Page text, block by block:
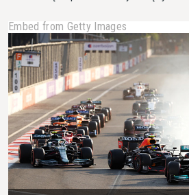
Embed from Getty Images